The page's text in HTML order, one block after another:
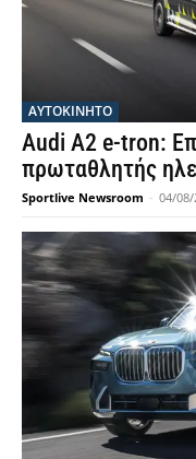
ΑΥΤΟΚΙΝΗΤΟ
Audi A2 e-tron:
πρωταθλητής
Sportlive Newsroom - 04/08/